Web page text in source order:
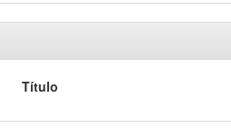
Título